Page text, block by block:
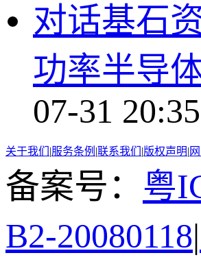
对话基石
功率半导
07-31 20:35
关于我们 |服务条例 |联系我们 |版权声明|
备案号： 粤
B2-20080118|